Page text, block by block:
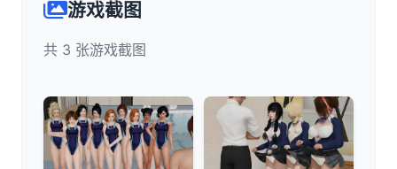
游戏截图
共 3 张游戏截图